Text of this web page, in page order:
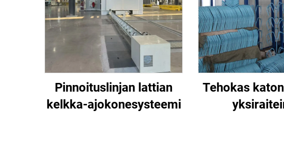
Pinnoituslinjan lattian
kelkka-ajokonesysteemi
Tehokas